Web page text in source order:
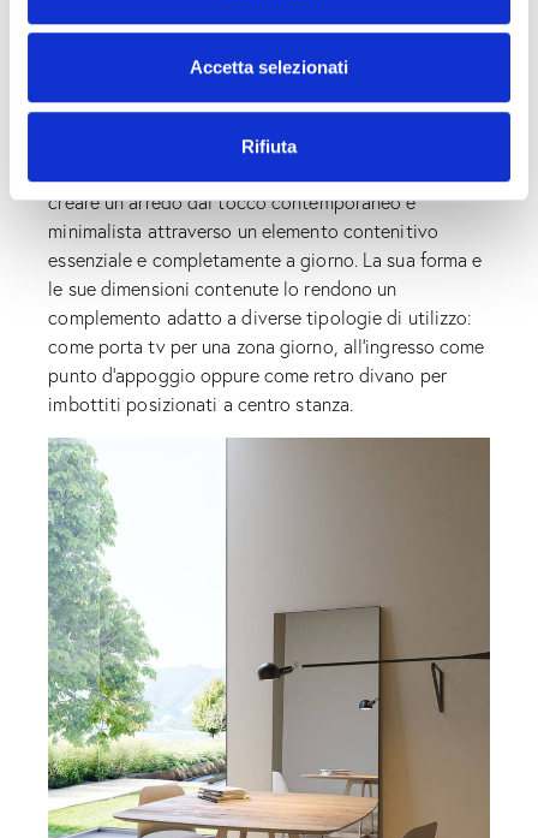
Accetta selezionati
Rifiuta
creare un arredo dal tocco contemporaneo e
minimalista attraverso un elemento contenitivo
essenziale e completamente a giorno. La sua forma e
le sue dimensioni contenute lo rendono un
complemento adatto a diverse tipologie di utilizzo:
come porta tv per una zona giorno, all’ingresso come
punto d’appoggio oppure come retro divano per
imbottiti posizionati a centro stanza.